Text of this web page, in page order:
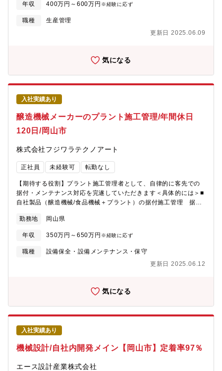
年収 400万円～600万円 ※経験に応ず
職種
生産管理
更新日 2025.06.09
気になる
入社実績あり
醸造機械メーカーのプラント施工管理/年間休日
120日/岡山市
株式会社フジワラテクノアート
正社員 未経験可 転勤なし
【期待する役割】プラント施工管理者として、自律的に客先での
据付・メンテナンス対応を完遂していただきます＜具体的には＞■
自社製品（醸造機械/食品機械＋プラント）の据付施工管理 据付
業務のマネジメントを遂行していただきます→工事や工程の進捗
の監理を行うマネジメント力及び協力会社への技術を指導する技
量が必要 ■工事計画の作成、工事資料の作成（工程表、報告
書）、施工要領書の作成■新規協力業者の技術育成・指導※出張：
（大型工事だと月単位になる可能性あり）※海外案件にも対応で
トグループ【募集背景】将来的に受注が増えていく過程で据付＋
メンテナンスも必然的に増え、さらに人員が必要になるため
勤務地 岡山県
年収 350万円～650万円 ※経験に応ず
職種
設備保全・設備メンテナンス・保守
更新日 2025.06.12
気になる
入社実績あり
機械設計/自社内開発メイン【岡山市】定着率97％
エース設計産業株式会社